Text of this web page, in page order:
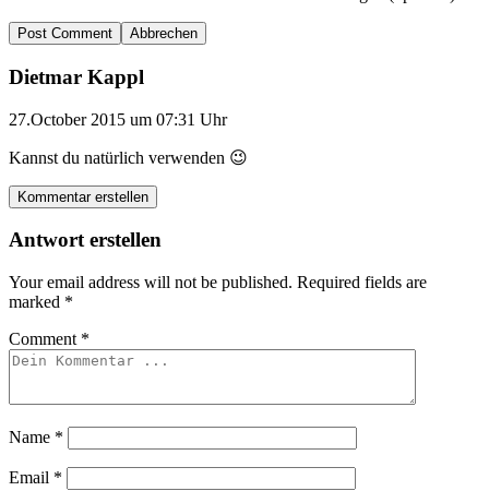
Abbrechen
Dietmar Kappl
27.October 2015 um 07:31 Uhr
Kannst du natürlich verwenden 😉
Kommentar erstellen
Antwort erstellen
Your email address will not be published. Required fields are
marked *
Comment *
Name *
Email *